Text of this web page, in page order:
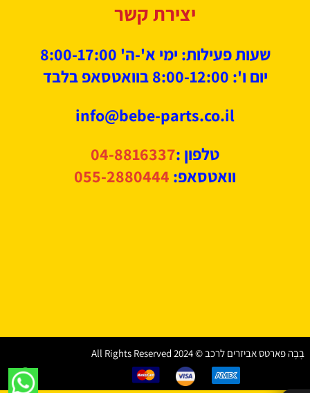
יצירת קשר
שעות פעילות: ימי א'-ה' 8:00-17:00
יום ו': 8:00-12:00 בוואטסאפ בלבד
info@bebe-parts.co.il
טלפון :04-8816337
וואטסאפ: 055-2880444
בֶבֶה פארטס אביזרים לרכב © 2024 All Rights Reserved